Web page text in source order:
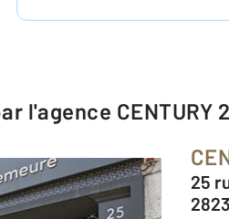
l'agence CENTURY
25